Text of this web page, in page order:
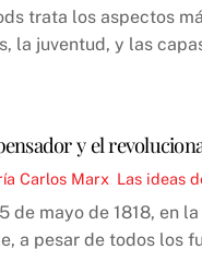
trata los aspectos
la juventud, y las
y el
Carlos Marx Las ideas
de mayo de 1818, en
a pesar de todos los